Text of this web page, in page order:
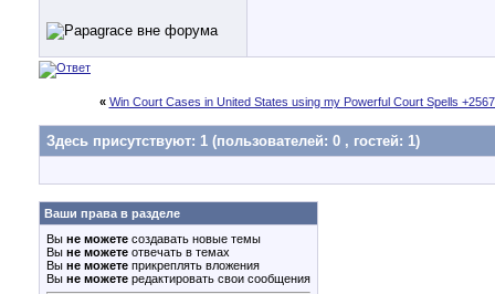
« Win Court Cases in United States using my Powerful Court Spells
Здесь присутствуют: 1 (пользователей: 0 , гостей: 1)
Ваши права в разделе
Вы не можете создавать новые темы
Вы не можете отвечать в темах
Вы не можете прикреплять вложения
Вы не можете редактировать свои сообщения